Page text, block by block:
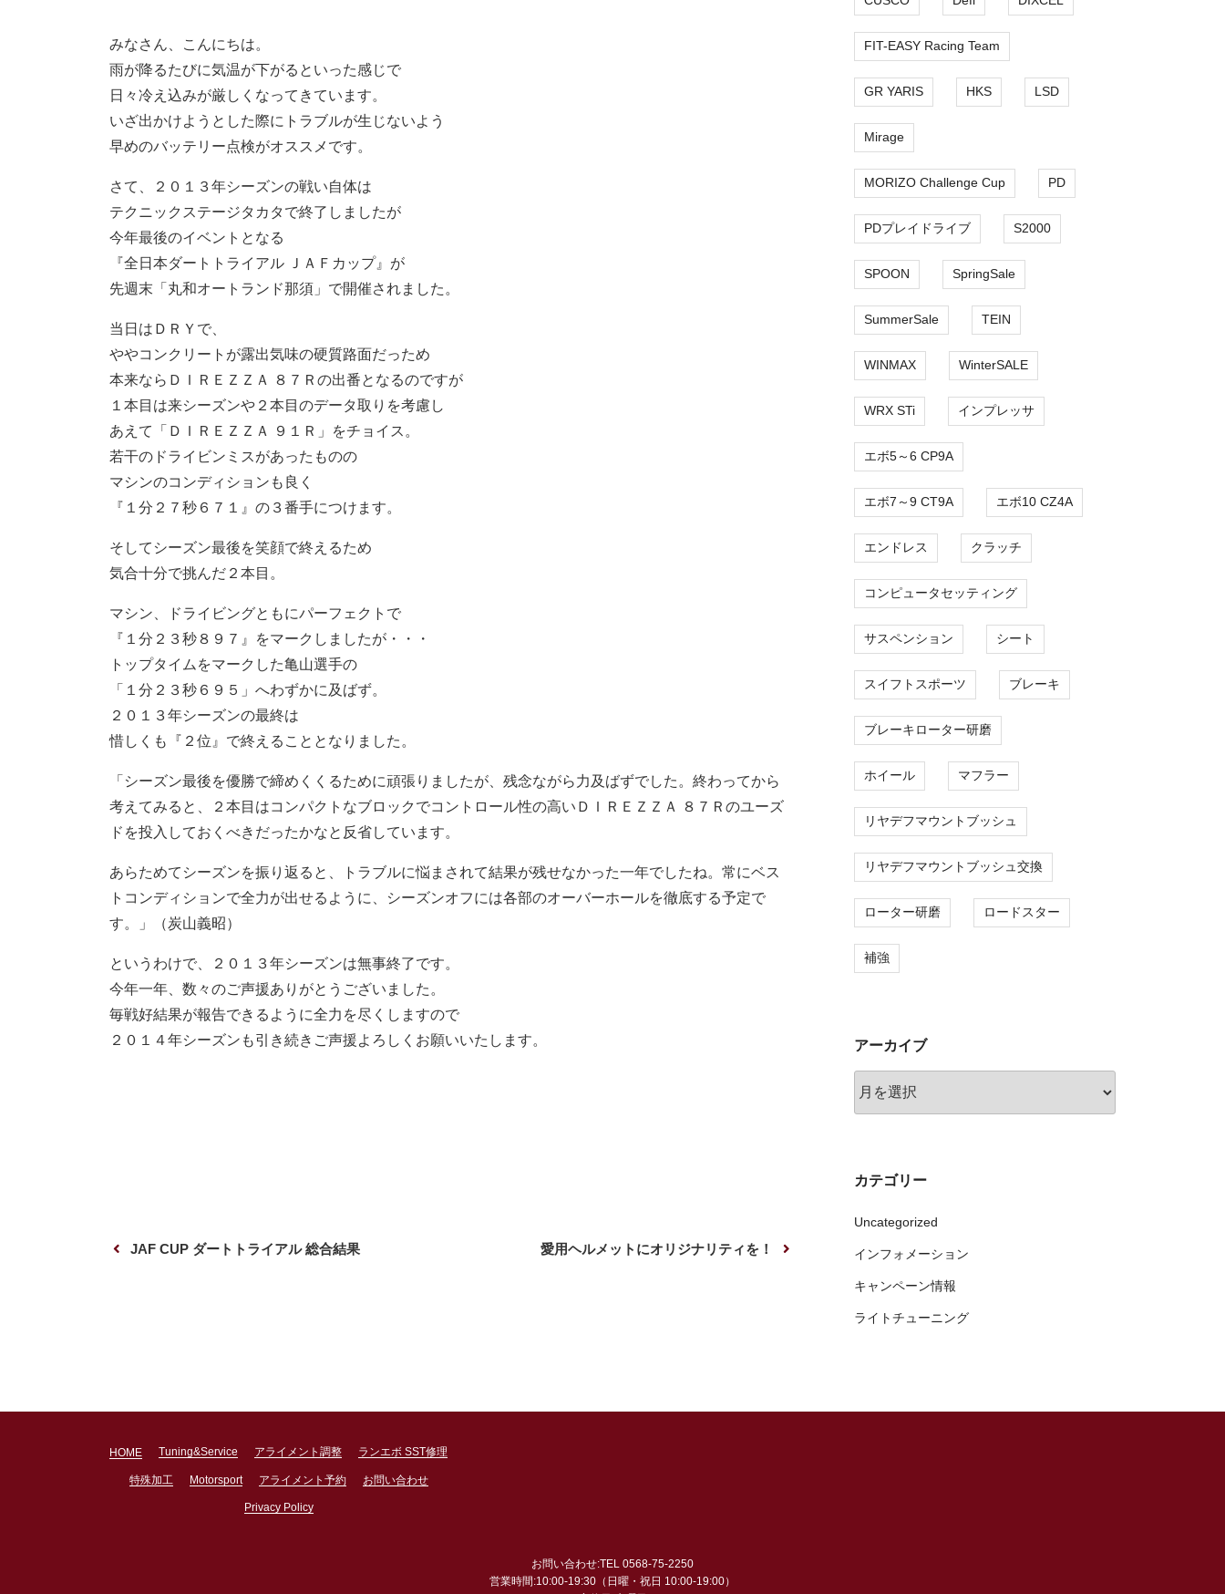
みなさん、こんにちは。
雨が降るたびに気温が下がるといった感じで
日々冷え込みが厳しくなってきています。
いざ出かけようとした際にトラブルが生じないよう
早めのバッテリー点検がオススメです。
さて、２０１３年シーズンの戦い自体は
テクニックステージタカタで終了しましたが
今年最後のイベントとなる
『全日本ダートトライアル ＪＡＦカップ』が
先週末「丸和オートランド那須」で開催されました。
当日はＤＲＹで、
ややコンクリートが露出気味の硬質路面だっため
本来ならＤＩＲＥＺＺＡ ８７Ｒの出番となるのですが
１本目は来シーズンや２本目のデータ取りを考慮し
あえて「ＤＩＲＥＺＺＡ ９１Ｒ」をチョイス。
若干のドライビンミスがあったものの
マシンのコンディションも良く
『１分２７秒６７１』の３番手につけます。
そしてシーズン最後を笑顔で終えるため
気合十分で挑んだ２本目。
マシン、ドライビングともにパーフェクトで
『１分２３秒８９７』をマークしましたが・・・
トップタイムをマークした亀山選手の
「１分２３秒６９５」へわずかに及ばず。
２０１３年シーズンの最終は
惜しくも『２位』で終えることとなりました。
「シーズン最後を優勝で締めくくるために頑張りましたが、残念ながら力及ばずでした。終わってから
考えてみると、２本目はコンパクトなブロックでコントロール性の高いＤＩＲＥＺＺＡ ８７Ｒのユーズ
ドを投入しておくべきだったかなと反省しています。
あらためてシーズンを振り返ると、トラブルに悩まされて結果が残せなかった一年でしたね。常にベス
トコンディションで全力が出せるように、シーズンオフには各部のオーバーホールを徹底する予定で
す。」（炭山義昭）
というわけで、２０１３年シーズンは無事終了です。
今年一年、数々のご声援ありがとうございました。
毎戦好結果が報告できるように全力を尽くしますので
２０１４年シーズンも引き続きご声援よろしくお願いいたします。
ン
前
JAF CUP ダートトライアル 総合結果 愛用ヘルメットにオリジナリティを！
FIT-EASY Racing Team
GR YARIS HKS LSD
Mirage
MORIZO Challenge Cup PD
PDプレイドライブ S2000
SPOON SpringSale
SummerSale TEIN
WINMAX WinterSALE
WRX STi インプレッサ
エボ5～6 CP9A
エボ7～9 CT9A エボ10 CZ4A
エンドレス クラッチ
コンピュータセッティング
サスペンション シート
スイフトスポーツ ブレーキ
ブレーキローター研磨
ホイール マフラー
リヤデフマウントブッシュ
リヤデフマウントブッシュ交換
ローター研磨 ロードスター
補強
アーカイブ
ー
カテゴリー
Uncategorized
インフォメーション
キャンペーン情報
ライトチューニング
HOME Tuning&Service アライメント調整 ランエボ SST修理
特殊加工 Motorsport アライメント予約 お問い合わせ
Privacy Policy
お問い合わせ:TEL 0568-75-2250
営業時間:10:00-19:30（日曜・祝日 10:00-19:00）